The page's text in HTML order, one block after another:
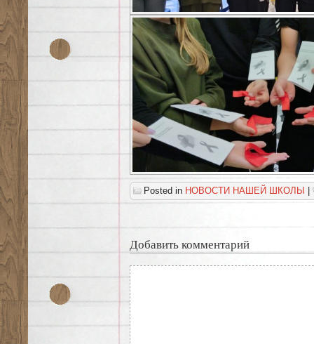
Posted in НОВОСТИ НАШЕЙ ШКОЛЫ
Добавить комментарий